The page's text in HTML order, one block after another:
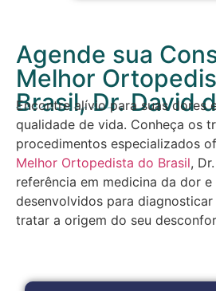
Agende sua
Melhor
Brasil, Dr. David
Encontre alívio para suas dores
qualidade de vida. Conheça os
procedimentos especializados
Melhor Ortopedista do Brasil,
referência em medicina da dor
desenvolvidos para
tratar a origem do seu